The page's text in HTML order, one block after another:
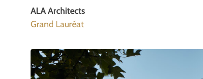
ALA Architects
Grand Lauréat